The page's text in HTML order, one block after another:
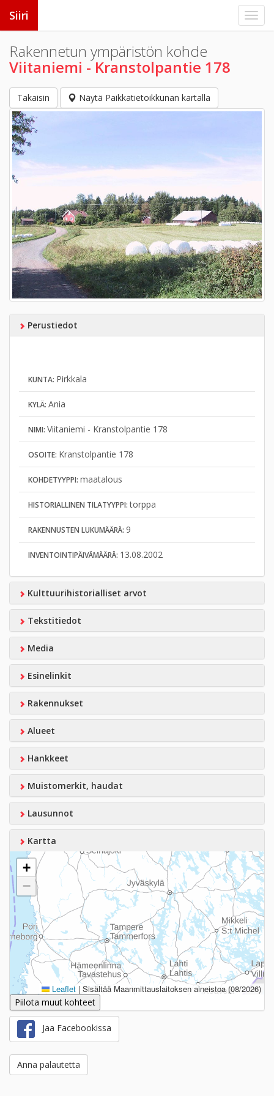
Siiri
Rakennetun ympäristön kohde
Viitaniemi - Kranstolpantie 178
Takaisin Näytä Paikkatietoikkunan kartalla
Perustiedot
KUNTA: Pirkkala
KYLÄ: Ania
NIMI: Viitaniemi - Kranstolpantie 178
OSOITE: Kranstolpantie 178
KOHDETYYPPI: maatalous
HISTORIALLINEN TILATYYPPI:torppa
RAKENNUSTEN LUKUMÄÄRÄ: 9
INVENTOINTIPÄIVÄMÄÄRÄ: 13.08.2002
Kulttuurihistorialliset arvot
Tekstitiedot
Media
Esinelinkit
Rakennukset
Alueet
Hankkeet
Muistomerkit, haudat
Lausunnot
Kartta
+
−
Leaflet | Sisältää Maanmittauslaitoksen aineistoa (08/2026)
Piilota muut kohteet
Jaa Facebookissa
Anna palautetta